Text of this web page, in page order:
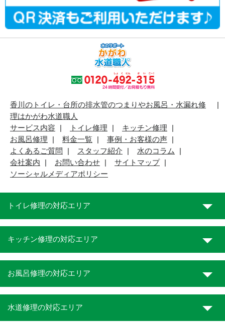
香川のトイレ・台所の排水管のつまりやお風呂・水漏れ修
理はかがわ水道職人
サービス内容
トイレ修理
キッチン修理
お風呂修理
料金一覧
事例・お客様の声
よくあるご質問
スタッフ紹介
水のコラム
会社案内
お問い合わせ
サイトマップ
ソーシャルメディアポリシー
トイレ修理の対応エリア
キッチン修理の対応エリア
お風呂修理の対応エリア
水道修理の対応エリア